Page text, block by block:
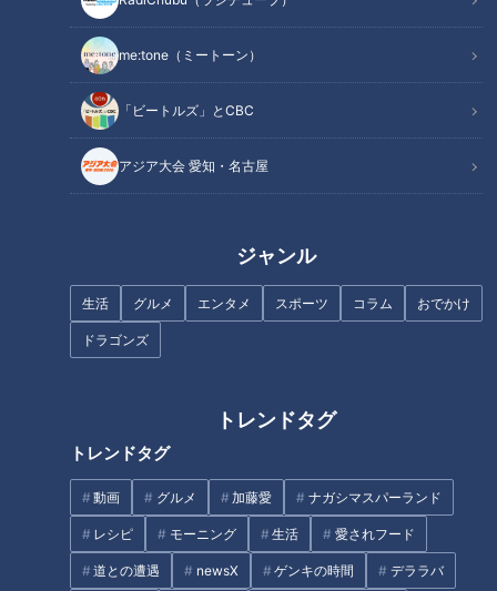
me:tone（ミートーン）
「ビートルズ」とCBC
アジア大会 愛知・名古屋
ジャンル
生活 グルメ エンタメ スポーツ コラム おでかけ
ドラゴンズ
トレンドタグ
トレンドタグ
動画 グルメ 加藤愛 ナガシマスパーランド
レシピ モーニング 生活 愛されフード
道との遭遇 newsX ゲンキの時間 デララバ
テレビ局のメイク現場でも！プ
ロ愛用の“リップティント”と
は？塗り方のコツも伝授【第1
ウトか！？ 愛知県屈指の進学
校『滝学園』先進技術研究部に
マヂラブが向かった！
イケメンや美女からの告白
界！
オススメ関連コンテンツ